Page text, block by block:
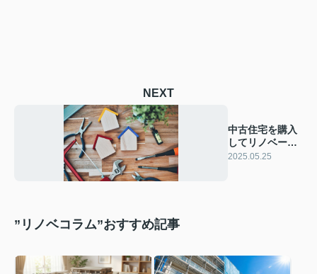
NEXT
中古住宅を購入
してリノベーシ
ョンするメリッ
2025.05.25
”リノベコラム”おすすめ記事